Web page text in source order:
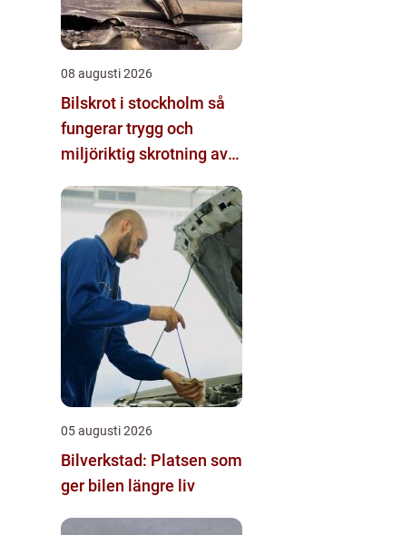
08 augusti 2026
Bilskrot i stockholm så
fungerar trygg och
miljöriktig skrotning av
05 augusti 2026
Bilverkstad: Platsen som
ger bilen längre liv